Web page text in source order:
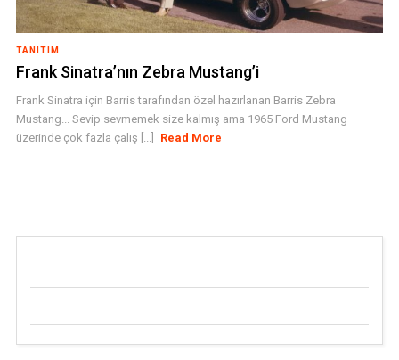
TANITIM
Frank Sinatra’nın Zebra Mustang’i
Frank Sinatra için Barris tarafından özel hazırlanan Barris Zebra
Mustang... Sevip sevmemek size kalmış ama 1965 Ford Mustang
üzerinde çok fazla çalış [...]
Read More